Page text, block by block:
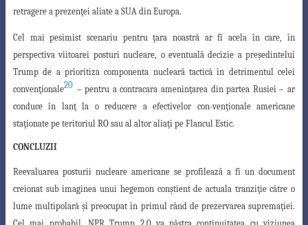
retragere a prezenţei aliate a SUA din Europa.
Cel mai pesimist scenariu pentru ţara noastră ar fi acela în care, în
perspectiva viitoarei posturi nucleare, o eventuală decizie a preşedintelui
Trump de a prioritizacomponenta nucleară tactică în detrimentul celei
convenţionale20 – pentru a contracara ameninţarea din partea Rusiei – ar
conduce în lanţ la o reducere a efectivelor con-venţionale americane
staţionate pe teritoriul RO sau al altor aliaţi pe Flancul Estic.
CONCLUZII
Reevaluarea posturii nucleare americane se profilează a fi un document
creionat sub imaginea unui hegemon conştient de actuala tranziţie către o
lumemultipolară şi preocupat în primul rând de prezervarea supremaţiei.